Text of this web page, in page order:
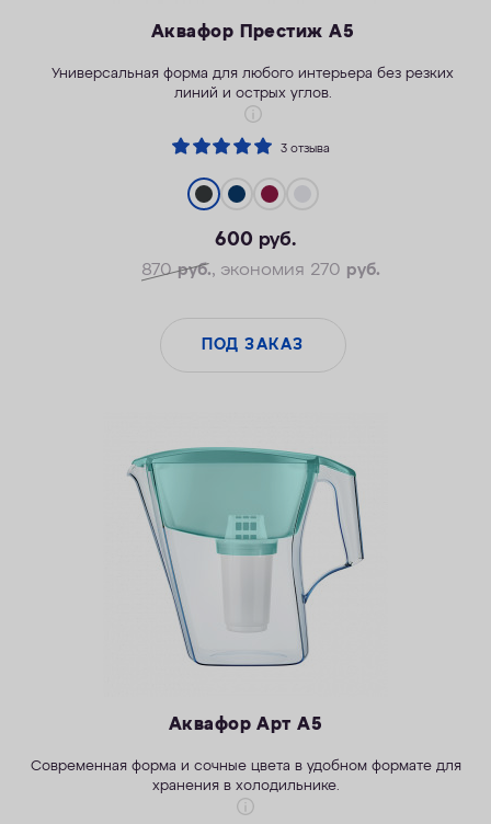
Аквафор Престиж А5
Универсальная форма для любого интерьера без резких
линий и острых углов.
3 отзыва
600 руб.
870руб., экономия 270 руб.
ПОД ЗАКАЗ
Аквафор Арт А5
Современная форма и сочные цвета в удобном формате для
хранения в холодильнике.